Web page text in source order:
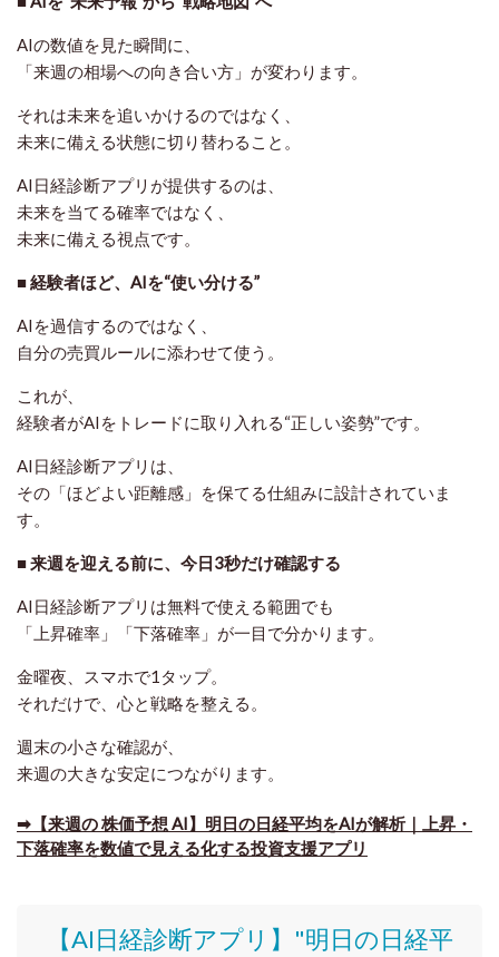
AIの数値を見た瞬間に、
「来週の相場への向き合い方」が変わります。
それは未来を追いかけるのではなく、
未来に備える状態に切り替わること。
AI日経診断アプリが提供するのは、
未来を当てる確率ではなく、
未来に備える視点です。
■ 経験者ほど、AIを“使い分ける”
AIを過信するのではなく、
自分の売買ルールに添わせて使う。
これが、
経験者がAIをトレードに取り入れる“正しい姿勢”です。
AI日経診断アプリは、
その「ほどよい距離感」を保てる仕組みに設計されていま
す。
■ 来週を迎える前に、今日3秒だけ確認する
AI日経診断アプリは無料で使える範囲でも
「上昇確率」「下落確率」が一目で分かります。
金曜夜、スマホで1タップ。
それだけで、心と戦略を整える。
週末の小さな確認が、
来週の大きな安定につながります。
➡【来週の 株価予想 AI】明日の日経平均をAIが解析｜上昇・
下落確率を数値で見える化する投資支援アプリ
【AI日経診断アプリ】"明日の日経平